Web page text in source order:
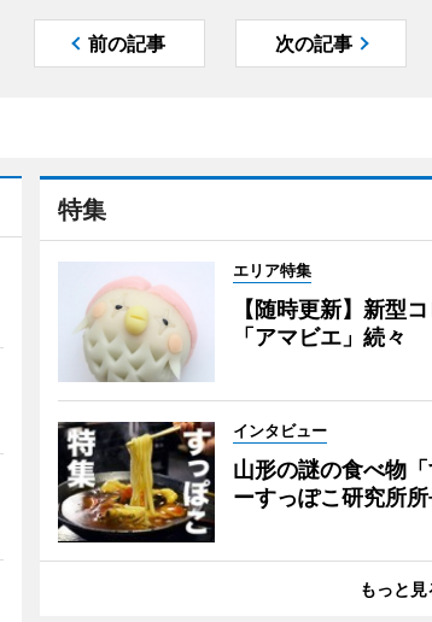
前の記事 次の記事
特集
エリア特集
【随時更新】新型
「アマビエ」続々
インタビュー
山形の謎の食べ物
ーすっぽこ研究所
もっと見